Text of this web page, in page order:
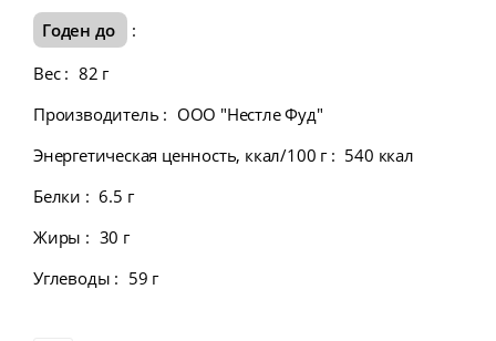
Годен до
:
Вес : 82 г
Производитель : ООО "Нестле Фуд"
Энергетическая ценность, ккал/100 г : 540 ккал
Белки : 6.5 г
Жиры : 30 г
Углеводы : 59 г